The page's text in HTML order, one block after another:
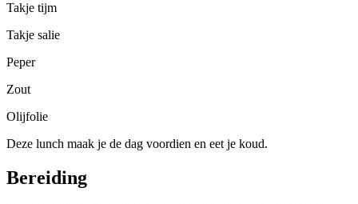
Takje tijm
Takje salie
Peper
Zout
Olijfolie
Deze lunch maak je de dag voordien en eet je koud.
Bereiding